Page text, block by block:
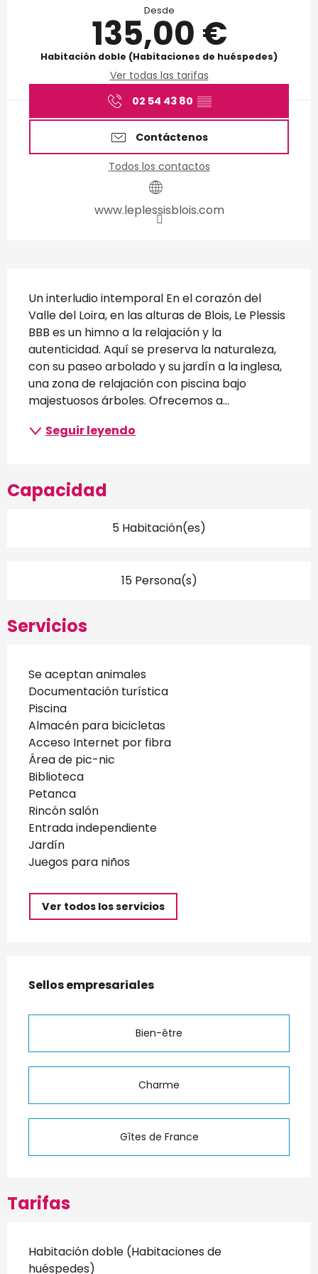
Desde
135,00 €
Habitación doble (Habitaciones de huéspedes)
Ver todas las tarifas
02 54 43 80 ▒▒
Contáctenos
Todos los contactos
www.leplessisblois.com
Descripción
Un interludio intemporal En el corazón del
Valle del Loira, en las alturas de Blois, Le Plessis
BBB es un himno a la relajación y la
autenticidad. Aquí se preserva la naturaleza,
con su paseo arbolado y su jardín a la inglesa,
una zona de relajación con piscina bajo
majestuosos árboles. Ofrecemos a...
Seguir leyendo
Capacidad
5 Habitación(es)
15 Persona(s)
Servicios
Se aceptan animales
Documentación turística
Piscina
Almacén para bicicletas
Acceso Internet por fibra
Área de pic-nic
Biblioteca
Petanca
Rincón salón
Entrada independiente
Jardín
Juegos para niños
Ver todos los servicios
Oferta de prestaciones
Sellos empresariales
Sellos empresariales
Bien-être
Charme
Gîtes de France
Tarifas
Habitación doble (Habitaciones de
huéspedes)